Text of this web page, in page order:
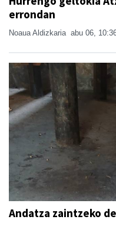
errondan
Noaua Aldizkaria abu 06,
Andatza zaintzeko